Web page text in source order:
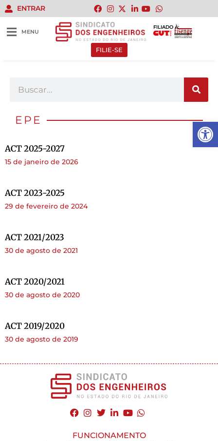
Abrir
ENTRAR
MENU
FILIADO À:
FILIE-SE
EPE
ACT 2025-2027
15 de janeiro de 2026
ACT 2023-2025
29 de fevereiro de 2024
ACT 2021/2023
30 de agosto de 2021
ACT 2020/2021
30 de agosto de 2020
ACT 2019/2020
30 de agosto de 2019
FUNCIONAMENTO